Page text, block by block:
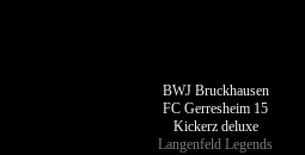
BWJ Bruckhausen
FC Gerresheim 15
Kickerz deluxe
Langenfeld Legends